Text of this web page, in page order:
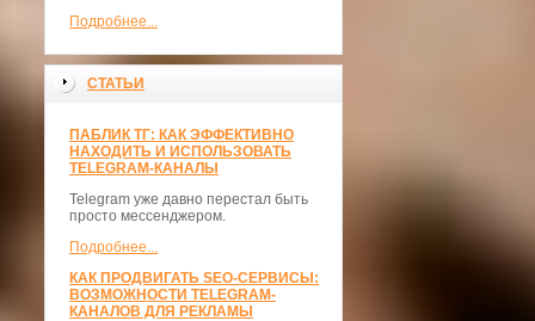
Подробнее...
СТАТЬИ
ПАБЛИК ТГ: КАК ЭФФЕКТИВНО
НАХОДИТЬ И ИСПОЛЬЗОВАТЬ
TELEGRAM-КАНАЛЫ
Telegram уже давно перестал быть
просто мессенджером.
Подробнее...
КАК ПРОДВИГАТЬ SEO-СЕРВИСЫ:
ВОЗМОЖНОСТИ TELEGRAM-
КАНАЛОВ ДЛЯ РЕКЛАМЫ